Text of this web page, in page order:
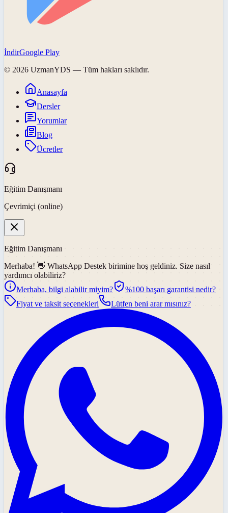
İndirGoogle Play
© 2026 UzmanYDS — Tüm hakları saklıdır.
Anasayfa
Dersler
Yorumlar
Blog
Ücretler
Eğitim Danışmanı
Çevrimiçi (online)
Eğitim Danışmanı
Merhaba! 👋 WhatsApp Destek birimine hoş geldiniz. Size nasıl
yardımcı olabiliriz?
Merhaba, bilgi alabilir miyim?
%100 başarı garantisi nedir?
Fiyat ve taksit seçenekleri
Lütfen beni arar mısınız?